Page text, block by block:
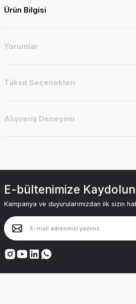
Ürün Bilgisi
Yorumlar
Taksit Seçenekleri
Alışveriş Deneyimi
E-bültenimize Kaydolun
Kampanya ve duyurularımızdan ilk sizin